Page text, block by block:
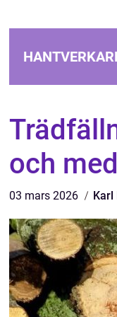
och
03 mars 2026 Karl